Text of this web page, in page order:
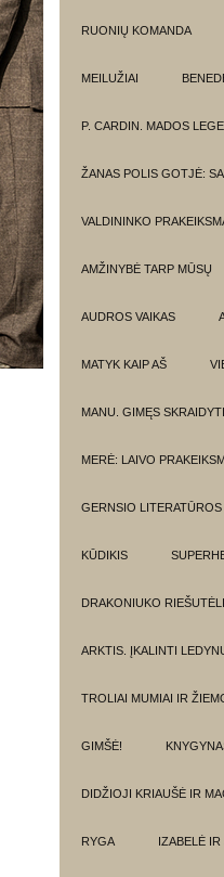
RUONIŲ KOMANDA
MEILUŽIAI
P. CARDIN. MADOS
ŽANAS POLIS GOTJĖ:
VALDININKO
AMŽINYBĖ TARP MŪSŲ
AUDROS VAIKAS
MATYK KAIP AŠ
MANU. GIMĘS SKRAIDYTI
MERĖ: LAIVO
GERNSIO
KŪDIKIS
DRAKONIUKO
ARKTIS. ĮKALINTI
TROLIAI MUMIAI IR
GIMŠĖ!
DIDŽIOJI KRIAUŠĖ IR
RYGA IZABELĖ